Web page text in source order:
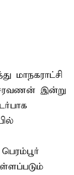
மாநகராட்சி
இன்று